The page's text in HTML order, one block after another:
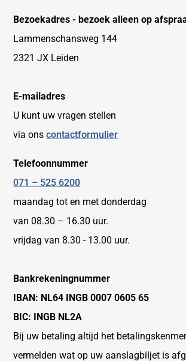
Bezoekadres - bezoek alleen op
Lammenschansweg 144
2321 JX Leiden
E-mailadres
U kunt uw vragen stellen
via onscontactformulier
Telefoonnummer
071 – 525 6200
maandag tot en met donderdag
van 08.30 – 16.30 uur.
vrijdag van 8.30 - 13.00 uur.
Bankrekeningnummer
IBAN: NL64 INGB 0007 0605 65
BIC: INGB NL2A
Bij uw betaling altijd het
vermelden wat op uw aanslagbiljet is